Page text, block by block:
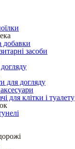
добавки
засоби
для догляду
для клітки і туалету